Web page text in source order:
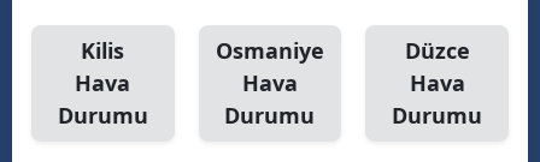
Kilis
Hava
Durumu
Osmaniye
Hava
Durumu
Düzce
Hava
Durumu